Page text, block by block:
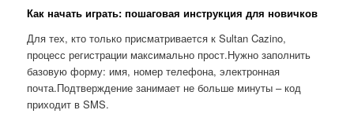
Как начать играть: пошаговая инструкция для новичков
Для тех, кто только присматривается к Sultan Cazino,
процесс регистрации максимально прост.Нужно заполнить
базовую форму: имя, номер телефона, электронная
почта.Подтверждение занимает не больше минуты – код
приходит в SMS.